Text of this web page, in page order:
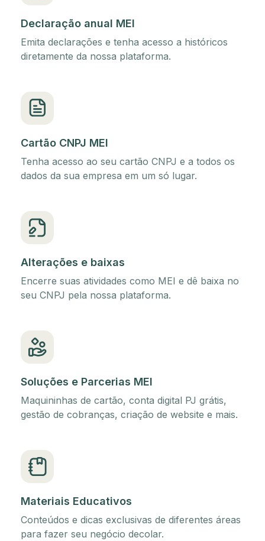
Declaração anual MEI
Emita declarações e tenha acesso a históricos
diretamente da nossa plataforma.
Cartão CNPJ MEI
Tenha acesso ao seu cartão CNPJ e a todos os
dados da sua empresa em um só lugar.
Alterações e baixas
Encerre suas atividades como MEI e dê baixa no
seu CNPJ pela nossa plataforma.
Soluções e Parcerias MEI
Maquininhas de cartão, conta digital PJ grátis,
gestão de cobranças, criação de website e mais.
Materiais Educativos
Conteúdos e dicas exclusivas de diferentes áreas
para fazer seu negócio decolar.